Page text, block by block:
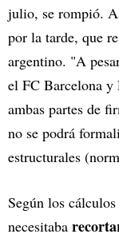
julio, se rompió.
por la tarde, que
argentino. "A
el FC Barcelona
ambas partes de
no se podrá
estructurales
Según los cálculos
necesitaba